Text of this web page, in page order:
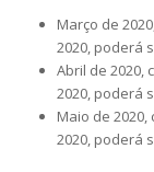
Março de
2020, poderá
Abril de 2020,
2020, poderá
Maio de
2020, poderá